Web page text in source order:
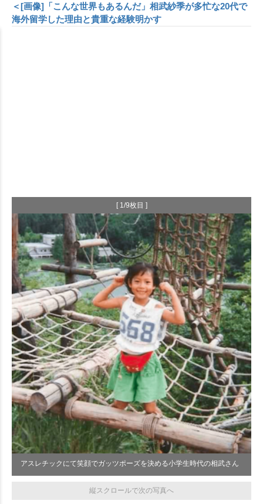
＜[画像]「こんな世界もあるんだ」相武紗季が多忙な20代で
海外留学した理由と貴重な経験明かす
[ 1/9枚目 ]
アスレチックにて笑顔でガッツポーズを決める小学生時代の相武さん
縦スクロールで次の写真へ